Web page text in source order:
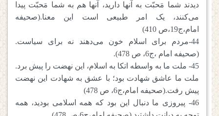
دیدند شما مَحبّت به آنها دارید، آنها هم به شما مَحبّت پیدا
می‌کنند، یک امر طبیعی است این معنا.(صحیفه
امام،ج19،ص 410)
44-مردم برای اسلام خون می‌دهند نه برای سیاست.
(صحیفه امام ،ج6، ص 478).
45- ملت ما به واسطه اتکا به اسلام، این نهضت را پیش برد.
ملت ما عاشق شهادت بود؛ با عشق به شهادت این نهضت
پیش رفت.(صحیفه امام،ج6، ص 478)
46- پیروزی ما دنبال این بود که همه اسلامی بودید، همه